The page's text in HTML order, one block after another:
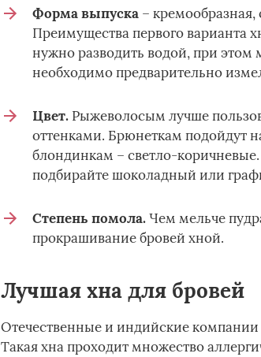
Форма выпуска– кремообразная,
Преимущества первого варианта
нужно разводить водой, при этом
необходимо предварительно
Цвет. Рыжеволосым лучше
оттенками. Брюнеткам подойдут
блондинкам – светло-
подбирайте шоколадный или
Степень помола.Чем мельче
прокрашивание бровей хной.
Лучшая хна для бровей
Отечественные и индийские компании
Такая хна проходит множество